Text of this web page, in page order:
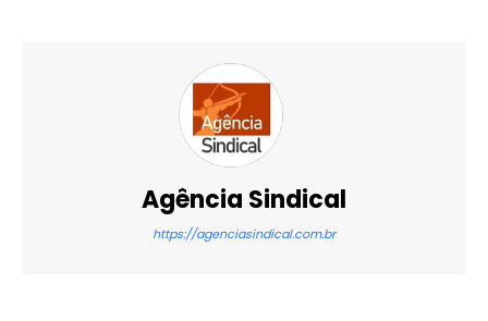
Agência Sindical
https://agenciasindical.com.br